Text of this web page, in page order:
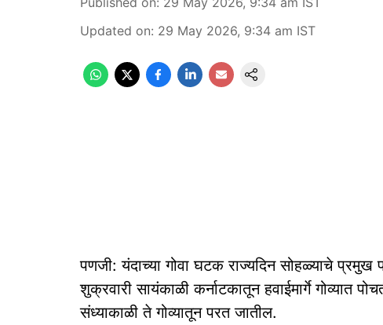
Updated on: 29 May 2026, 9:34 am IST
पणजी: यंदाच्या गोवा घटक राज्यदिन सोहळ्याचे प्रमुख
शुक्रवारी सायंकाळी कर्नाटकातून हवाईमार्गे गोव्यात
संध्‍याकाळी ते गोव्यातून परत जातील.